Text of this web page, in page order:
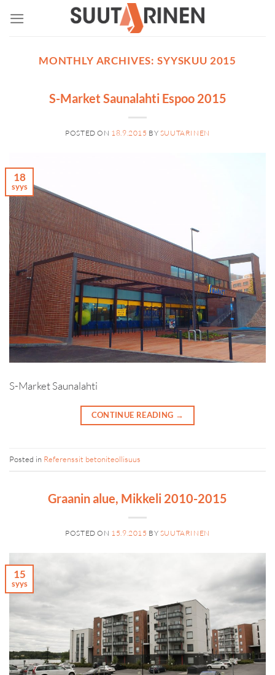
MONTHLY ARCHIVES:SYYSKUU 2015
S-Market Saunalahti Espoo 2015
POSTED ON 18.9.2015 BY SUUTARINEN
18
syys
S-Market Saunalahti
CONTINUE READING →
Posted in Referenssit betoniteollisuus
Graanin alue, Mikkeli 2010-2015
POSTED ON 15.9.2015 BY SUUTARINEN
15
syys